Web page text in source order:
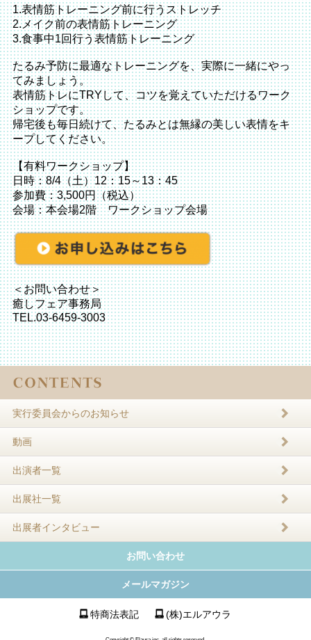
1.表情筋トレーニング前に行うストレッチ
2.メイク前の表情筋トレーニング
3.食事中1回行う表情筋トレーニング
たるみ予防に最適なトレーニングを、実際に一緒にやっ
てみましょう。
表情筋トレにTRYして、コツを覚えていただけるワーク
ショップです。
帰宅後も毎日続けて、たるみとは無縁の美しい表情をキ
ープしてください。
【有料ワークショップ】
日時：8/4（土）12：15～13：45
参加費：3,500円（税込）
会場：本会場2階 ワークショップ会場
＜お問い合わせ＞
癒しフェア事務局
TEL.03-6459-3003
実行委員会からのお知らせ
動画
出演者一覧
出展社一覧
出展者インタビュー
お問い合わせ
メールマガジン
特商法表記 (株)エルアウラ